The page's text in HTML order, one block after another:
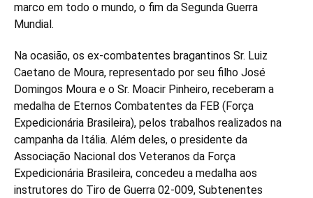
marco em todo o mundo, o fim da Segunda Guerra
Mundial.
Na ocasião, os ex-combatentes bragantinos Sr. Luiz
Caetano de Moura, representado por seu filho José
Domingos Moura e o Sr. Moacir Pinheiro, receberam a
medalha de Eternos Combatentes da FEB (Força
Expedicionária Brasileira), pelos trabalhos realizados na
campanha da Itália. Além deles, o presidente da
Associação Nacional dos Veteranos da Força
Expedicionária Brasileira, concedeu a medalha aos
instrutores do Tiro de Guerra 02-009, Subtenentes